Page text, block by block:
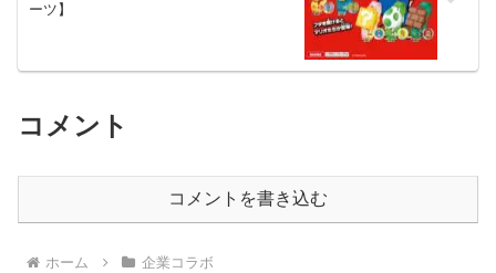
ーツ】
コメント
コメントを書き込む
ホーム 企業コラボ